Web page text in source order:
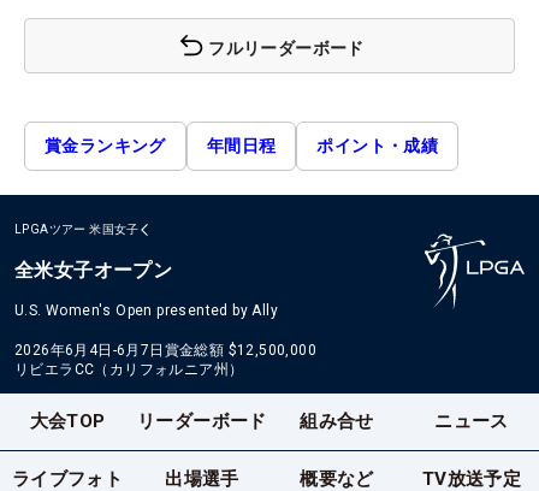
フルリーダーボード
賞金ランキング 年間日程 ポイント・成績
LPGAツアー 米国女子
全米女子オープン
U.S. Women's Open presented by Ally
2026年6月4日-6月7日 賞金総額 $12,500,000
リビエラCC（カリフォルニア州）
大会TOP リーダーボード 組み合せ ニュース
ライブフォト 出場選手 概要など TV放送予定